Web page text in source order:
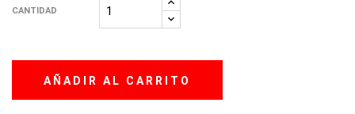
CANTIDAD
AÑADIR AL CARRITO